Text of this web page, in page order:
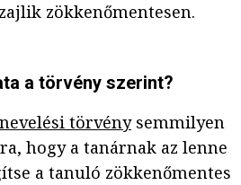
zökkenőmentesen.
a törvény szerint?
törvénysemmilyen
hogy a tanárnak az lenne
a tanuló zökkenőmentes